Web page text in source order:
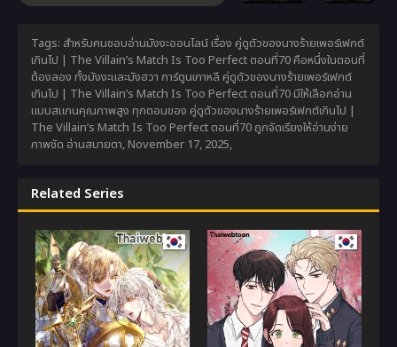
Tags: สำหรับคนชอบอ่านมังงะออนไลน์ เรื่อง คู่ดูตัวของนางร้ายเพอร์เฟกต์
เกินไป | The Villain’s Match Is Too Perfect ตอนที่70 คือหนึ่งในตอนที่
ต้องลอง ทั้งมังงะและมังฮวา การ์ตูนเกาหลี คู่ดูตัวของนางร้ายเพอร์เฟกต์
เกินไป | The Villain’s Match Is Too Perfect ตอนที่70 มีให้เลือกอ่าน
แบบสแกนคุณภาพสูง ทุกตอนของ คู่ดูตัวของนางร้ายเพอร์เฟกต์เกินไป |
The Villain’s Match Is Too Perfect ตอนที่70 ถูกจัดเรียงให้อ่านง่าย
ภาพชัด อ่านสบายตา, November 17, 2025,
Related Series